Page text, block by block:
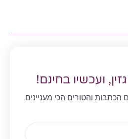
ועכשיו בחינם!
הכתבות והטורים הכי מעניינים